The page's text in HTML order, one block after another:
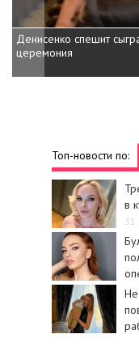
Денисенко спешит
церемония
Топ-новости по:
в
31
Не